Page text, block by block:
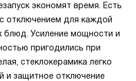
экономят время. Есть
отключением для каждой
Усиление мощности и
пригодились при
стеклокерамика легко
и защитное отключение